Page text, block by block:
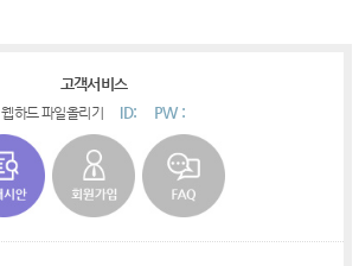
고객서비스
웹하드 파일올리기 ID: PW :